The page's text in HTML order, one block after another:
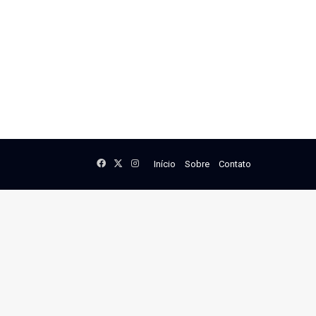
Início Sobre Contato
Facebook
X Instagram